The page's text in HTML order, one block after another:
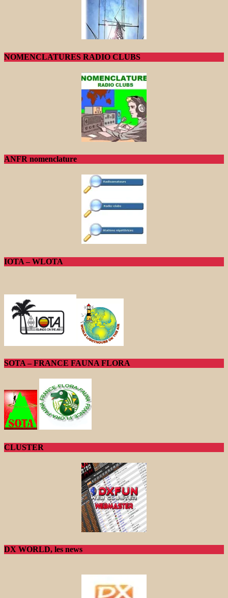
NOMENCLATURES RADIO CLUBS
ANFR nomenclature
IOTA – WLOTA
SOTA – FRANCE FAUNA FLORA
CLUSTER
DX WORLD, les news